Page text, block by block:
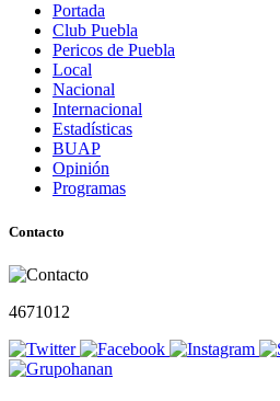
Portada
Club Puebla
Pericos de Puebla
Local
Nacional
Internacional
Estadísticas
BUAP
Opinión
Programas
Contacto
4671012